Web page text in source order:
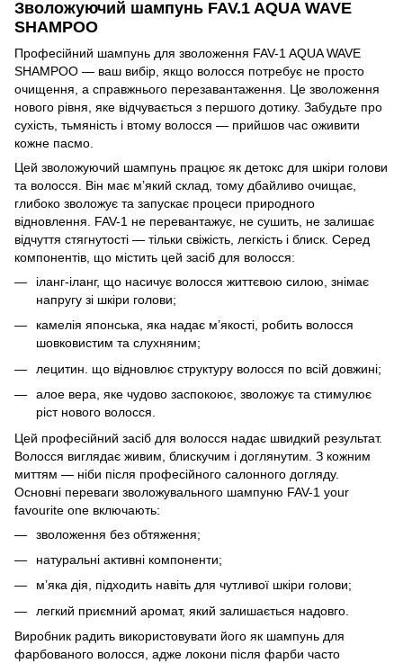
Зволожуючий шампунь FAV.1 AQUA WAVE
SHAMPOO
Професійний шампунь для зволоження FAV-1 AQUA WAVE
SHAMPOO — ваш вибір, якщо волосся потребує не просто
очищення, а справжнього перезавантаження. Це зволоження
нового рівня, яке відчувається з першого дотику. Забудьте про
сухість, тьмяність і втому волосся — прийшов час оживити
кожне пасмо.
Цей зволожуючий шампунь працює як детокс для шкіри голови
та волосся. Він має м’який склад, тому дбайливо очищає,
глибоко зволожує та запускає процеси природного
відновлення. FAV-1 не перевантажує, не сушить, не залишає
відчуття стягнутості — тільки свіжість, легкість і блиск. Серед
компонентів, що містить цей засіб для волосся:
іланг-іланг, що насичує волосся життєвою силою, знімає
напругу зі шкіри голови;
камелія японська, яка надає м’якості, робить волосся
шовковистим та слухняним;
лецитин. що відновлює структуру волосся по всій довжині;
алое вера, яке чудово заспокоює, зволожує та стимулює
ріст нового волосся.
Цей професійний засіб для волосся надає швидкий результат.
Волосся виглядає живим, блискучим і доглянутим. З кожним
миттям — ніби після професійного салонного догляду.
Основні переваги зволожувального шампуню FAV-1 your
favourite one включають:
зволоження без обтяження;
натуральні активні компоненти;
м’яка дія, підходить навіть для чутливої шкіри голови;
легкий приємний аромат, який залишається надовго.
Виробник радить використовувати його як шампунь для
фарбованого волосся, адже локони після фарби часто